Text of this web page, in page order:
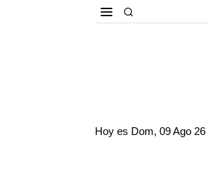
Hoy es Dom, 09 Ago 26